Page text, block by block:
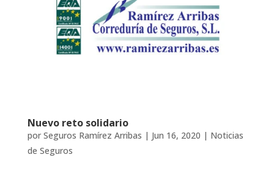
Nuevo reto solidario
por Seguros Ramírez Arribas | Jun 16, 2020 | Noticias
de Seguros